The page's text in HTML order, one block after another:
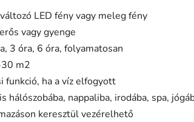
LED fény vagy meleg fény
vagy gyenge
3 óra, 6 óra, folyamatosan
m2
funkció, ha a víz elfogyott
hálószobába, nappaliba, irodába, spa,
keresztül vezérelhető